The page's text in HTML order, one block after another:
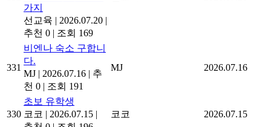
가지
선교육 | 2026.07.20 |
추천 0 | 조회 169
331
비엔나 숙소 구합니
다.
MJ | 2026.07.16 | 추
천 0 | 조회 191
MJ 2026.07.16
330
초보 유학생
코코 | 2026.07.15 |
코코 2026.07.15